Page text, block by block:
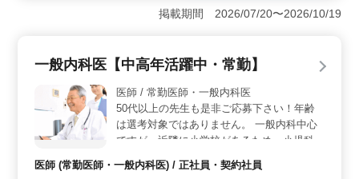
医師募集！週2〜3日から勤務可能で、残業月10時間程
度。一般歯科業務が中心で、社会保険完備。車通勤もOK
問。給与は年収550万円〜800万円。週2〜5日の柔軟な就
業日数で働くことができ、月平均10時間の残業でワーク
ライフバランスを重視しています。 ＜職場環境・会
社情報＞ 東金市の歯科医院。平均年齢56.3歳で、男性
7：女性3のアットホームな環境です。禁煙で受動喫煙対
策もバッチリ。地域に根ざし、患者様との信頼を大切に
する職場です。
掲載期間 2026/07/20〜2026/10/19
一般内科医【中高年活躍中・常勤】
医師 / 常勤医師・一般内科医
50代以上の先生も是非ご応募下さい！年齢
は選考対象ではありません。 一般内科中心
ですが、近隣に小学校があるため、小児科の
す。 夜間当直：無し 経験者の方のご応募お
医師 (常勤医師・一般内科医) / 正社員・契約社員